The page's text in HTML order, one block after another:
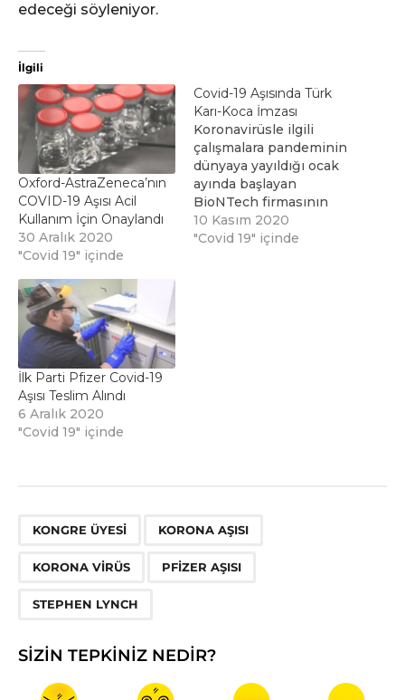
edeceği söyleniyor.
İlgili
Oxford-AstraZeneca’nın
COVID-19 Aşısı Acil
Kullanım İçin Onaylandı
30 Aralık 2020
"Covid 19" içinde
Covid-19 Aşısında Türk
Karı-Koca İmzası
Koronavirüsle ilgili
çalışmalara pandeminin
dünyaya yayıldığı ocak
ayında başlayan
BioNTech firmasının
kurucuları arasında Türk
doktorlar da bulunuyor.
10 Kasım 2020
"Covid 19" içinde
İlk Parti Pfizer Covid-19
Aşısı Teslim Alındı
6 Aralık 2020
"Covid 19" içinde
KONGRE ÜYESI KORONA AŞISI
KORONA VIRÜS PFIZER AŞISI
STEPHEN LYNCH
SIZIN TEPKINIZ NEDIR?